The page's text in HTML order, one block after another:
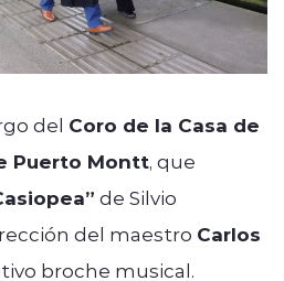
del Coro de la Casa de
Puerto Montt, que
de Silvio
del maestro Carlos
broche musical.